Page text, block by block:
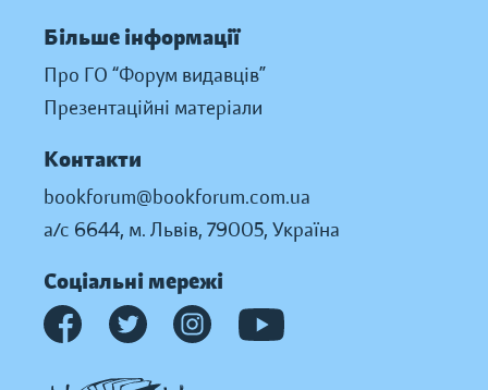
Більше інформації
Про ГО “Форум видавців”
Презентаційні матеріали
Контакти
bookforum@bookforum.com.ua
а/с 6644, м. Львів, 79005, Україна
Соціальні мережі